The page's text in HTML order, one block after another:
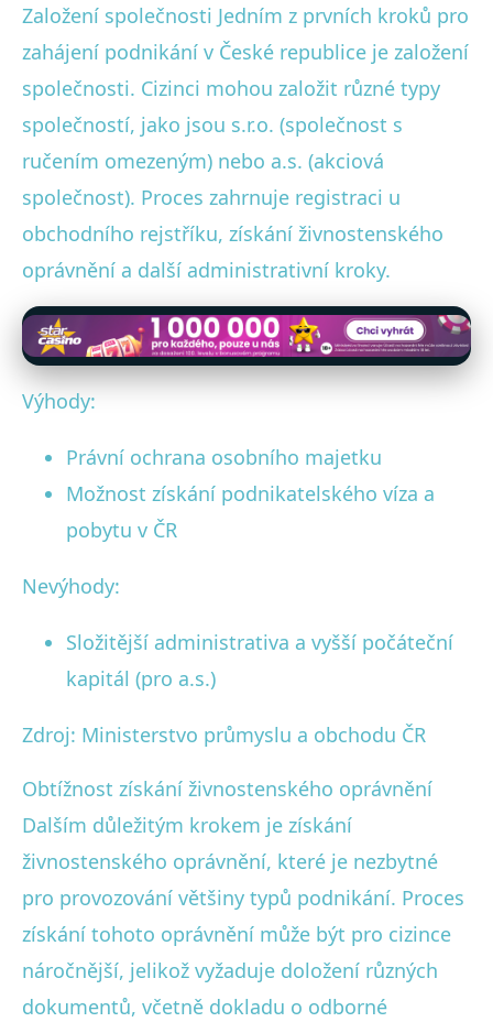
Založení společnosti Jedním z prvních kroků pro
zahájení podnikání v České republice je založení
společnosti. Cizinci mohou založit různé typy
společností, jako jsou s.r.o. (společnost s
ručením omezeným) nebo a.s. (akciová
společnost). Proces zahrnuje registraci u
obchodního rejstříku, získání živnostenského
oprávnění a další administrativní kroky.
Výhody:
Právní ochrana osobního majetku
Možnost získání podnikatelského víza a
pobytu v ČR
Nevýhody:
Složitější administrativa a vyšší počáteční
kapitál (pro a.s.)
Zdroj: Ministerstvo průmyslu a obchodu ČR
Obtížnost získání živnostenského oprávnění
Dalším důležitým krokem je získání
živnostenského oprávnění, které je nezbytné
pro provozování většiny typů podnikání. Proces
získání tohoto oprávnění může být pro cizince
náročnější, jelikož vyžaduje doložení různých
dokumentů, včetně dokladu o odborné